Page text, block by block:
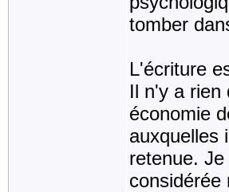
tomber
L'écriture
Il n'y a rien
économie
auxquelles
retenue.
considérée